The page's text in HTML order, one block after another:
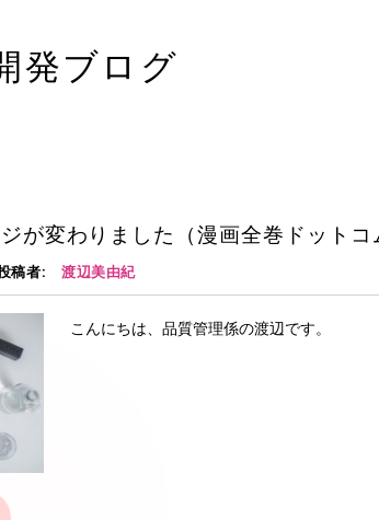
発ブログ
が変わりました（漫画全巻ドットコ
稿者: 渡辺美由紀
こんにちは、品質管理係の渡辺です。